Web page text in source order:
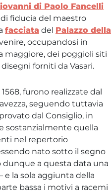
di Paolo Fancelli
fiducia del maestro
facciata del Palazzo della
occupandosi in
maggiore, dei poggioli siti
forniti da Vasari.
furono realizzate dal
seguendo tuttavia
dal Consiglio, in
sostanzialmente quella
nel repertorio
nato sotto il segno
dunque a questa data una
e la sola aggiunta della
bassa i motivi a racemi